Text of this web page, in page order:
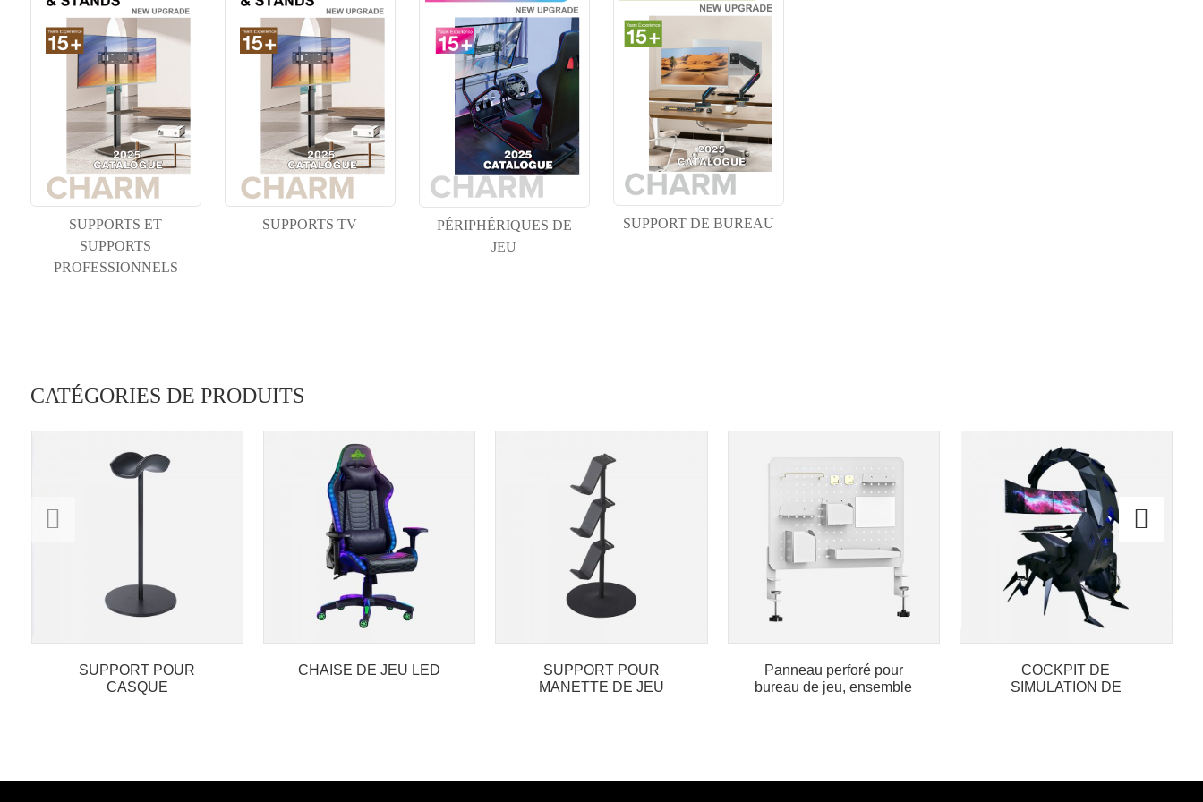
SUPPORTS ET
SUPPORTS
PROFESSIONNELS
SUPPORTS TV
PÉRIPHÉRIQUES DE
JEU
SUPPORT DE BUREAU
CATÉGORIES DE PRODUITS
SUPPORT POUR
CASQUE
CHAISE DE JEU LED
SUPPORT POUR
MANETTE DE JEU
Panneau perforé pour
bureau de jeu, ensemble
COCKPIT DE
SIMULATION DE